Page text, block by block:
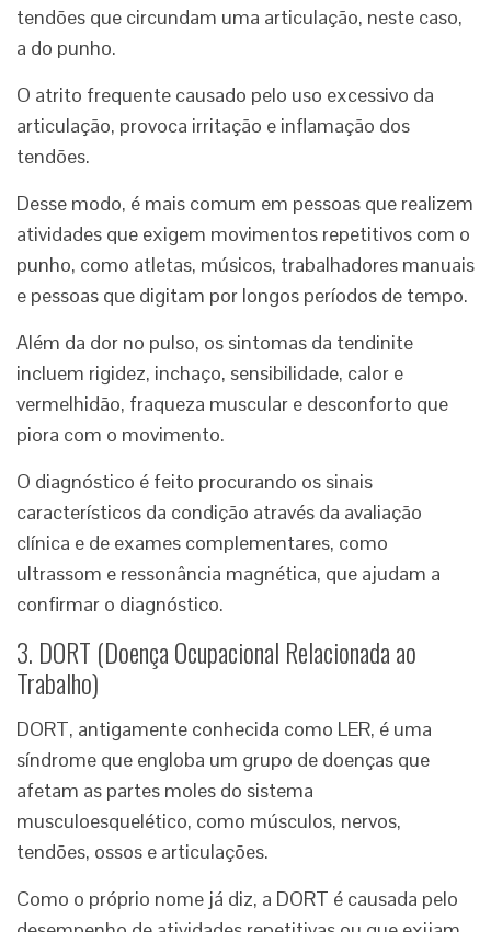
tendões que circundam uma articulação, neste caso,
a do punho.
O atrito frequente causado pelo uso excessivo da
articulação, provoca irritação e inflamação dos
tendões.
Desse modo, é mais comum em pessoas que realizem
atividades que exigem movimentos repetitivos com o
punho, como atletas, músicos, trabalhadores manuais
e pessoas que digitam por longos períodos de tempo.
Além da dor no pulso, os sintomas da tendinite
incluem rigidez, inchaço, sensibilidade, calor e
vermelhidão, fraqueza muscular e desconforto que
piora com o movimento.
O diagnóstico é feito procurando os sinais
característicos da condição através da avaliação
clínica e de exames complementares, como
ultrassom e ressonância magnética, que ajudam a
confirmar o diagnóstico.
3. DORT (Doença Ocupacional Relacionada ao
Trabalho)
DORT, antigamente conhecida como LER, é uma
síndrome que engloba um grupo de doenças que
afetam as partes moles do sistema
musculoesquelético, como músculos, nervos,
tendões, ossos e articulações.
Como o próprio nome já diz, a DORT é causada pelo